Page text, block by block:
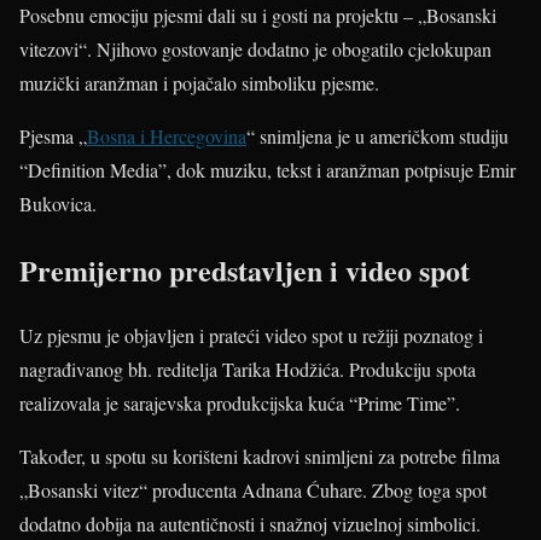
Posebnu emociju pjesmi dali su i gosti na projektu – „Bosanski
vitezovi“. Njihovo gostovanje dodatno je obogatilo cjelokupan
muzički aranžman i pojačalo simboliku pjesme.
Pjesma „Bosna i Hercegovina“ snimljena je u američkom studiju
“Definition Media”, dok muziku, tekst i aranžman potpisuje Emir
Bukovica.
Premijerno predstavljen i video spot
Uz pjesmu je objavljen i prateći video spot u režiji poznatog i
nagrađivanog bh. reditelja Tarika Hodžića. Produkciju spota
realizovala je sarajevska produkcijska kuća “Prime Time”.
Također, u spotu su korišteni kadrovi snimljeni za potrebe filma
„Bosanski vitez“ producenta Adnana Ćuhare. Zbog toga spot
dodatno dobija na autentičnosti i snažnoj vizuelnoj simbolici.